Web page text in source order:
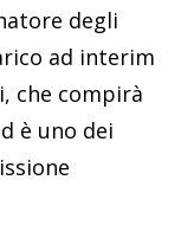
degli
ad interim
che compirà
è uno dei